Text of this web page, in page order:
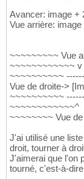
Avancer: image +
Vue arrière:
~~~~~~~~~ Vue
~~~~~~~~~~~~ v
~~~~~~~~~~
Vue de droite->
~~~~~~~~~~
~~~~~~~~~~~~^
~~~~~~~~ Vue
J'ai utilisé une
droit, tourner à
J'aimerai que l'on
tourné, c'est-à-